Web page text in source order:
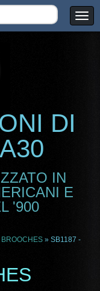
DI
IN
E
'900
» SB1187 -